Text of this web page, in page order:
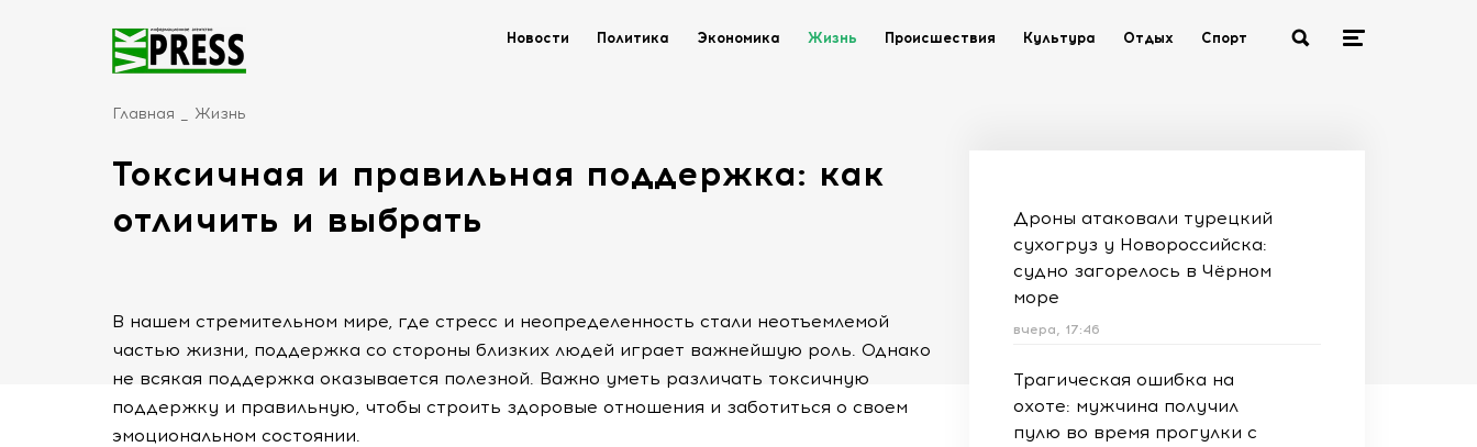
Новости Политика Экономика Жизнь Происшествия Культура Отдых Спорт
Главная Жизнь
Токсичная и правильная поддержка: как
отличить и выбрать
В нашем стремительном мире, где стресс и неопределенность стали неотъемлемой
частью жизни, поддержка со стороны близких людей играет важнейшую роль. Однако
не всякая поддержка оказывается полезной. Важно уметь различать токсичную
поддержку и правильную, чтобы строить здоровые отношения и заботиться о своем
эмоциональном состоянии.
Дроны атаковали турецкий
сухогруз у Новороссийска:
судно загорелось в Чёрном
море
вчера, 17:46
Трагическая ошибка на
охоте: мужчина получил
пулю во время прогулки с